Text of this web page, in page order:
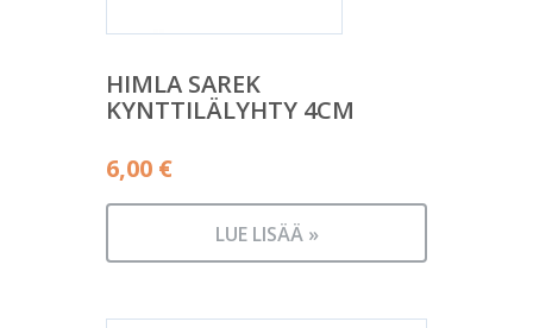
HIMLA SAREK
KYNTTILÄLYHTY 4CM
6,00 €
LUE LISÄÄ »